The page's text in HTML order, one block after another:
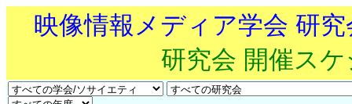
映像情報メディア学会 研
研究会 開催ス